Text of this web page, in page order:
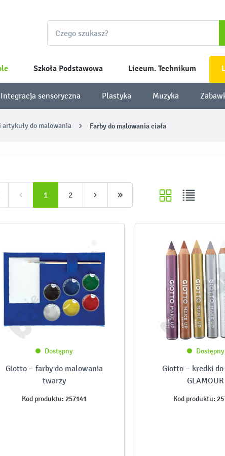
Szkoła Podstawowa Liceum. Technikum
Integracja sensoryczna Plastyka Muzyka
artykuły do malowania Farby do malowania ciała
1 2
Dostępny
Giotto – farby do malowania
twarzy
Kod produktu: 257141
Dostępny
Giotto – kredki
GLAMOUR
Kod produktu: